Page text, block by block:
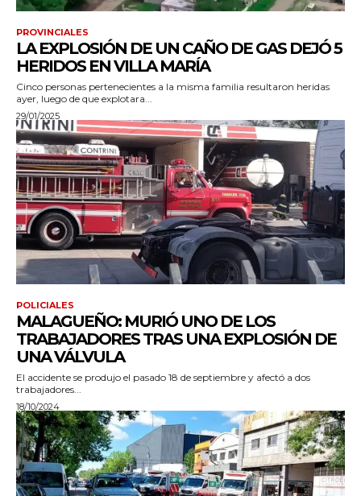
PROVINCIALES
LA EXPLOSIÓN DE UN CAÑO DE GAS DEJÓ 5
HERIDOS EN VILLA MARÍA
Cinco personas pertenecientes a la misma familia resultaron heridas
ayer, luego de que explotara...
29/01/2025
POLICIALES
MALAGUEÑO: MURIÓ UNO DE LOS
TRABAJADORES TRAS UNA EXPLOSIÓN DE
UNA VÁLVULA
El accidente se produjo el pasado 18 de septiembre y afectó a dos
trabajadores...
18/10/2024